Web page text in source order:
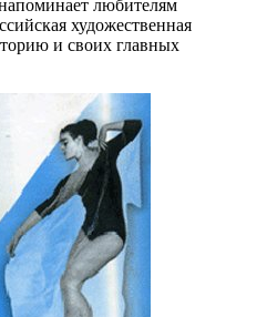
любителям
художественная
и своих главных